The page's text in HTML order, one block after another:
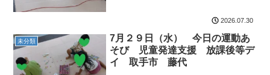
2026.07.30
未分類
7月２９日（水） 今日の運動あ
そび 児童発達支援 放課後等デ
イ 取手市 藤代